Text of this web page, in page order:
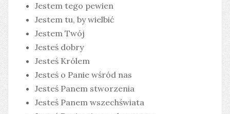
Jestem tego pewien
Jestem tu, by wielbić
Jestem Twój
Jesteś dobry
Jesteś Królem
Jesteś o Panie wśród nas
Jesteś Panem stworzenia
Jesteś Panem wszechświata